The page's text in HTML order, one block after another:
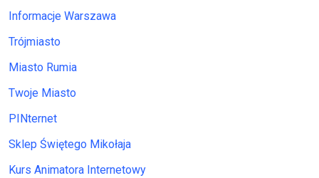
Informacje Warszawa
Trójmiasto
Miasto Rumia
Twoje Miasto
PINternet
Sklep Świętego Mikołaja
Kurs Animatora Internetowy